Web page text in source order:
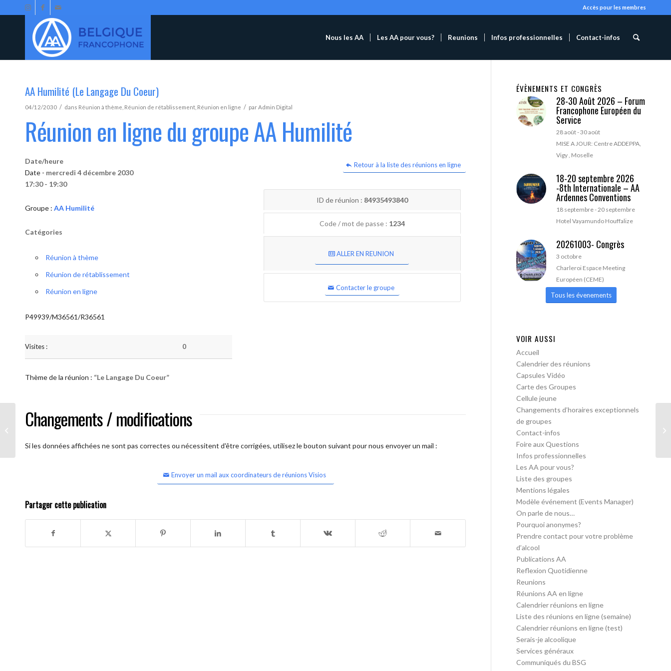
Accès pour les membres
Nous les AA Les AA pour vous? Reunions Infos professionnelles Contact-infos
AA Humilité (Le Langage Du Coeur)
04/12/2030 / dans Réunion à thème Réunion de rétablissement Réunion en ligne / parAdmin Digital
Réunion en ligne du groupe AA Humilité
Retour à la liste des réunions en ligne
Date/heure
Date - mercredi 4 décembre 2030
17:30 - 19:30
Groupe : AA Humilité
Catégories
Réunion à thème
Réunion de rétablissement
Réunion en ligne
P49939/M36561/R36561
Visites : 0
ID de réunion : 84935493840
Code / mot de passe : 1234
ALLER EN REUNION
Contacter le groupe
Thème de la réunion : “Le Langage Du Coeur”
Changements / modifications
Si les données affichées ne sont pas correctes ou nécessitent d'être corrigées, utilisez le bouton suivant pour nous envoyer un mail :
Envoyer un mail aux coordinateurs de réunions Visios
Partager cette publication
ÉVÈNEMENTS ET CONGRÈS
28-30 Août 2026 – Forum
Francophone Européen du
Service
28 août-30 août
MISE A JOUR: Centre ADDEPPA,
Vigy , Moselle
18-20 septembre 2026
-8th Internationale – AA
Ardennes Conventions
18 septembre-20 septembre
Hotel Vayamundo Houffalize
20261003- Congrès
3 octobre
Charleroi Espace Meeting
Européen (CEME)
Tous les évenements
VOIR AUSSI
Accueil
Calendrier des réunions
Capsules Vidéo
Carte des Groupes
Cellule jeune
Changements d’horaires exceptionnels
de groupes
Contact-infos
Foire aux Questions
Infos professionnelles
Les AA pour vous?
Liste des groupes
Mentions légales
Modèle événement (Events Manager)
On parle de nous…
Pourquoi anonymes?
Prendre contact pour votre problème
d’alcool
Publications AA
Reflexion Quotidienne
Reunions
Réunions AA en ligne
Calendrier réunions en ligne
Liste des réunions en ligne (semaine)
Calendrier réunions en ligne (test)
Serais-je alcoolique
Services généraux
Communiqués du BSG
AA Humilité (Le Langage Du Coeur)